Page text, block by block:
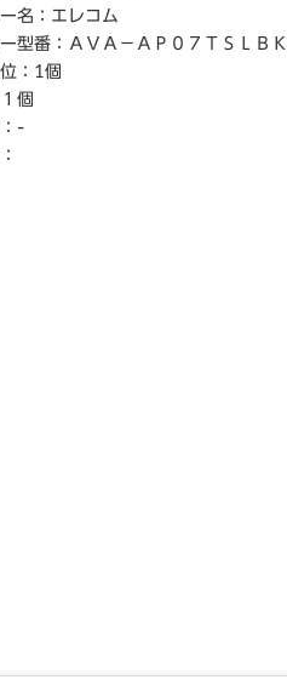
名： エレコム
型番： ＡＶＡ－ＡＰ０７ＴＳＬＢＫ
： 1個
１個
-